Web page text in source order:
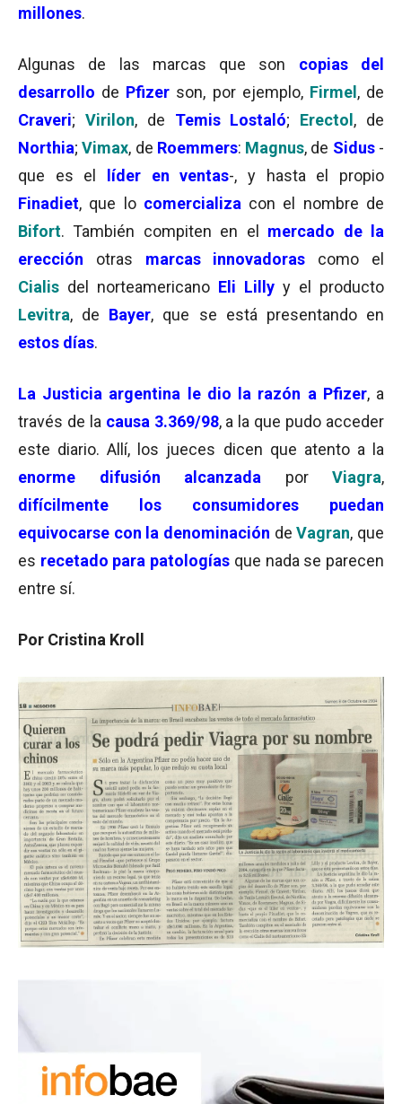
millones.
Algunas de las marcas que son copias del
desarrollo de Pfizer son, por ejemplo, Firmel , de
Craveri; Virilon, de Temis Lostaló; Erectol , de
Northia;Vimax, de Roemmers: Magnus, de Sidus -
que es el
líder en ventas-, y hasta el propio
Finadiet, que lo comercializa con el nombre de
Bifort. También compiten en el mercado de la
erección otras marcas innovadoras como el
Cialis del norteamericano Eli Lilly y el producto
Levitra, de Bayer, que se está presentando en
estos días.
La Justicia argentina le dio la razón a Pfizer, a
través de la causa 3.369/98, a la que pudo acceder
este diario. Allí, los jueces dicen que atento a la
enorme difusión alcanzada por Viagra,
difícilmente los consumidores puedan
equivocarse con la denominación deVagran, que
es recetado para patologías que nada se parecen
entre sí.
Por Cristina Kroll